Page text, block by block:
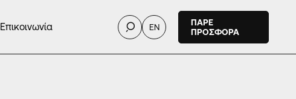
Επικοινωνία EN
ΠΑΡΕ
ΠΡΟΣΦΟΡΑ